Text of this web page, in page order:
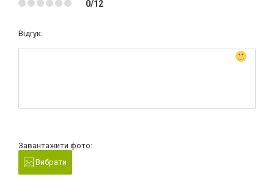
0/12
Відгук:
Завантажити фото:
Вибрати